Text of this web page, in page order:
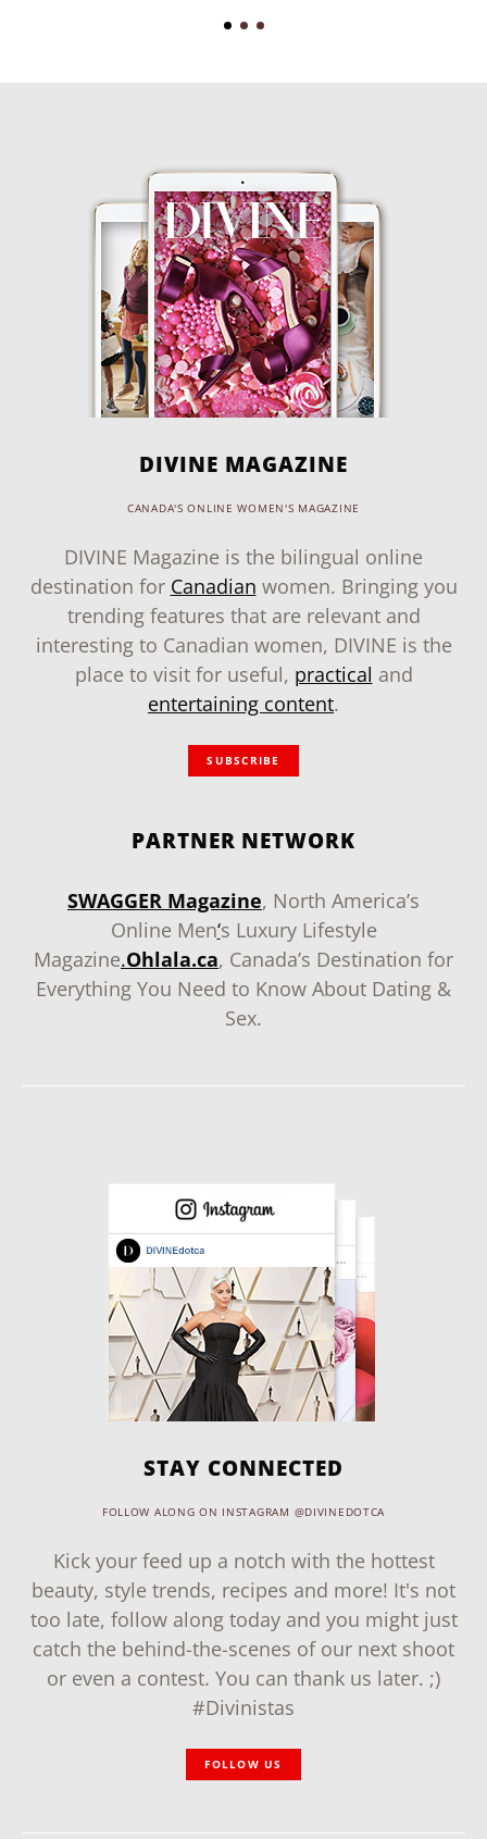
DIVINE MAGAZINE
CANADA'S ONLINE WOMEN'S MAGAZINE
DIVINE Magazine is the bilingual online
destination for Canadian women. Bringing you
trending features that are relevant and
interesting to Canadian women, DIVINE is the
place to visit for useful, practical and
entertaining content.
SUBSCRIBE
PARTNER NETWORK
SWAGGER Magazine, North America’s
Online Men‘s Luxury Lifestyle
Magazine.Ohlala.ca, Canada’s Destination for
Everything You Need to Know About Dating &
Sex.
STAY CONNECTED
FOLLOW ALONG ON INSTAGRAM @DIVINEDOTCA
Kick your feed up a notch with the hottest
beauty, style trends, recipes and more! It's not
too late, follow along today and you might just
catch the behind-the-scenes of our next shoot
or even a contest. You can thank us later. ;)
#Divinistas
FOLLOW US